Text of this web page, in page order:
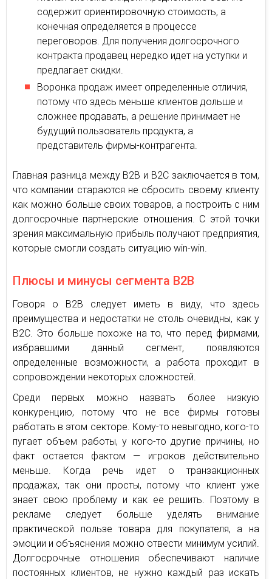
содержит ориентировочную стоимость, а
конечная определяется в процессе
переговоров. Для получения долгосрочного
контракта продавец нередко идет на уступки и
предлагает скидки.
Воронка продаж имеет определенные отличия,
потому что здесь меньше клиентов дольше и
сложнее продавать, а решение принимает не
будущий пользователь продукта, а
представитель фирмы-контрагента.
Главная разница между В2В и В2С заключается в том,
что компании стараются не сбросить своему клиенту
как можно больше своих товаров, а построить с ним
долгосрочные партнерские отношения. С этой точки
зрения максимальную прибыль получают предприятия,
которые смогли создать ситуацию win-win.
Плюсы и минусы сегмента В2В
Говоря о В2В следует иметь в виду, что здесь
преимущества и недостатки не столь очевидны, как у
В2С. Это больше похоже на то, что перед фирмами,
избравшими данный сегмент, появляются
определенные возможности, а работа проходит в
сопровождении некоторых сложностей.
Среди первых можно назвать более низкую
конкуренцию, потому что не все фирмы готовы
работать в этом секторе. Кому-то невыгодно, кого-то
пугает объем работы, у кого-то другие причины, но
факт остается фактом — игроков действительно
меньше. Когда речь идет о транзакционных
продажах, так они просты, потому что клиент уже
знает свою проблему и как ее решить. Поэтому в
рекламе следует больше уделять внимание
практической пользе товара для покупателя, а на
эмоции и объяснения можно отвести минимум усилий.
Долгосрочные отношения обеспечивают наличие
постоянных клиентов, не нужно каждый раз искать